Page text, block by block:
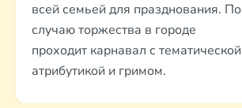
всей семьей для празднования. По
случаю торжества в городе
проходит карнавал с тематической
атрибутикой и гримом.